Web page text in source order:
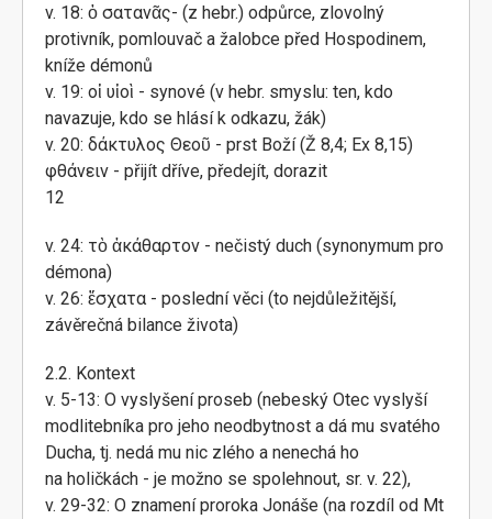
v. 18: ὁ σατανᾶς- (z hebr.) odpůrce, zlovolný
protivník, pomlouvač a žalobce před Hospodinem,
kníže démonů
v. 19: οἱ υἱοὶ - synové (v hebr. smyslu: ten, kdo
navazuje, kdo se hlásí k odkazu, žák)
v. 20: δάκτυλος Θεοῦ - prst Boží (Ž 8,4; Ex 8,15)
φθάνειν - přijít dříve, předejít, dorazit
12
v. 24: τὸ ἀκάθαρτον - nečistý duch (synonymum pro
démona)
v. 26: ἔσχατα - poslední věci (to nejdůležitější,
závěrečná bilance života)
2.2. Kontext
v. 5-13: O vyslyšení proseb (nebeský Otec vyslyší
modlitebníka pro jeho neodbytnost a dá mu svatého
Ducha, tj. nedá mu nic zlého a nenechá ho
na holičkách - je možno se spolehnout, sr. v. 22),
v. 29-32: O znamení proroka Jonáše (na rozdíl od Mt